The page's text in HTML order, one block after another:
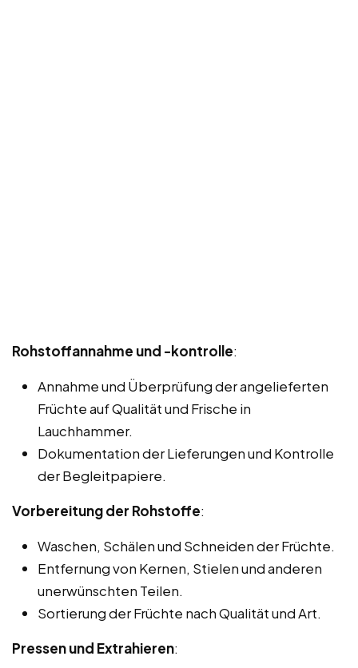
Rohstoffannahme und -kontrolle:
Annahme und Überprüfung der angelieferten
Früchte auf Qualität und Frische in
Lauchhammer.
Dokumentation der Lieferungen und Kontrolle
der Begleitpapiere.
Vorbereitung der Rohstoffe:
Waschen, Schälen und Schneiden der Früchte.
Entfernung von Kernen, Stielen und anderen
unerwünschten Teilen.
Sortierung der Früchte nach Qualität und Art.
Pressen und Extrahieren: